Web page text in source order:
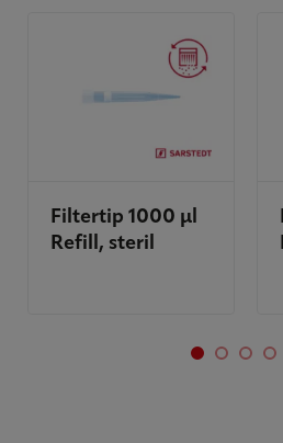
Filtertip 1000 µl
Refill, steril